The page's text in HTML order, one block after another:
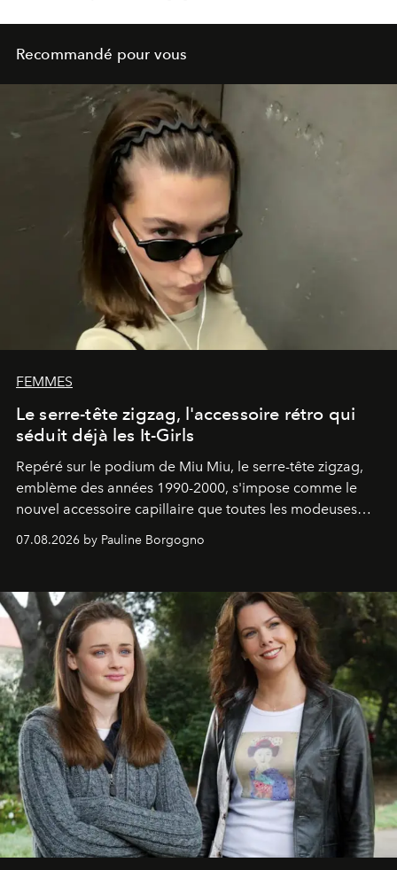
Recommandé pour vous
FEMMES
Le serre-tête zigzag, l'accessoire rétro qui
séduit déjà les It-Girls
Repéré sur le podium de Miu Miu, le serre-tête zigzag,
emblème des années 1990-2000, s'impose comme le
nouvel accessoire capillaire que toutes les modeuses
s'arrachent déjà.
07.08.2026 by Pauline Borgogno